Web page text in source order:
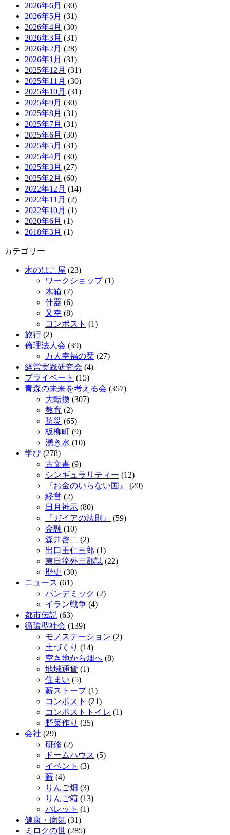
2026年6月 (30)
2026年5月 (31)
2026年4月 (30)
2026年3月 (31)
2026年2月 (28)
2026年1月 (31)
2025年12月 (31)
2025年11月 (30)
2025年10月 (31)
2025年9月 (30)
2025年8月 (31)
2025年7月 (31)
2025年6月 (30)
2025年5月 (31)
2025年4月 (30)
2025年3月 (27)
2025年2月 (60)
2022年12月 (14)
2022年11月 (2)
2022年10月 (1)
2020年6月 (1)
2018年3月 (1)
カテゴリー
木のはこ屋 (23)
ワークショップ(1)
木箱 (7)
什器 (6)
又幸 (8)
コンポスト (1)
旅行 (2)
倫理法人会 (39)
万人幸福の栞 (27)
経営実践研究会 (4)
プライベート (15)
青森の未来を考える会 (357)
大転換 (307)
教育 (2)
防災 (65)
板柳町 (9)
湧き水 (10)
学び(278)
古文書 (9)
シンギュラリティー (12)
『お金のいらない国』
(20)
経営 (2)
日月神示 (80)
『ガイアの法則』
(59)
金融 (10)
森井啓二 (2)
出口王仁三郎 (1)
東日流外三郡誌 (22)
歴史 (30)
ニュース (61)
パンデミック (2)
イラン戦争 (4)
都市伝説 (63)
循環型社会 (139)
モノステーション (2)
土づくり (14)
空き地から畑へ (8)
地域通貨 (1)
住まい (5)
薪ストーブ (1)
コンポスト (21)
コンポストトイレ (1)
野菜作り (35)
会社 (29)
研修 (2)
ドームハウス (5)
イベント (3)
薪 (4)
りんご畑 (3)
りんご箱 (13)
パレット (1)
健康・病気 (31)
ミロクの世 (285)